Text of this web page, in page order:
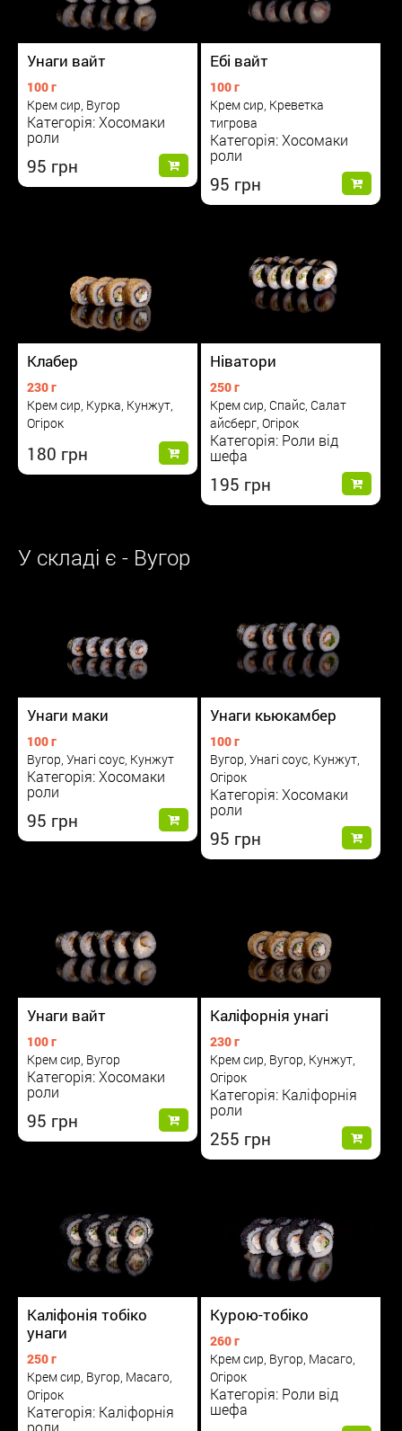
Унаги вайт
100 г
Крем сир, Вугор
Категорія: Хосомаки
роли
95
Ебі вайт
100 г
Крем сир, Креветка
тигрова
Категорія: Хосомаки
роли
95
Клабер
230 г
Крем сир, Курка, Кунжут,
Огірок
180
Ніватори
250 г
Крем сир, Спайс, Салат
айсберг, Огірок
Категорія: Роли від
шефа
195
У складі є - Вугор
Унаги маки
100 г
Вугор, Унагі соус, Кунжут
Категорія: Хосомаки
роли
95
Унаги кьюкамбер
100 г
Вугор, Унагі соус, Кунжут,
Огірок
Категорія: Хосомаки
роли
95
Унаги вайт
100 г
Крем сир, Вугор
Категорія: Хосомаки
роли
95
Каліфорнія унагі
230 г
Крем сир, Вугор, Кунжут,
Огірок
Категорія: Каліфорнія
роли
255
Каліфонія тобіко
унаги
250 г
Крем сир, Вугор, Масаго,
Огірок
Категорія: Каліфорнія
Курою-тобіко
260 г
Крем сир, Вугор, Масаго,
Огірок
Категорія: Роли від
шефа